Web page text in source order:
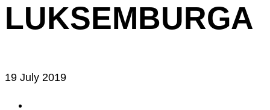
LUKSEMBURGA
19 July 2019